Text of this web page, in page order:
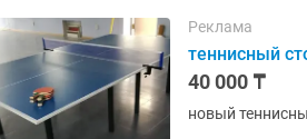
Реклама
теннисный
40 000 ₸
новый